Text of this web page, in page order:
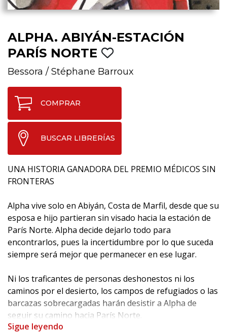
ALPHA. ABIYÁN-ESTACIÓN
PARÍS NORTE
Bessora /Stéphane Barroux
COMPRAR
BUSCAR LIBRERÍAS
UNA HISTORIA GANADORA DEL PREMIO MÉDICOS SIN
FRONTERAS
Alpha vive solo en Abiyán, Costa de Marfil, desde que su
esposa e hijo partieran sin visado hacia la estación de
París Norte. Alpha decide dejarlo todo para
encontrarlos, pues la incertidumbre por lo que suceda
siempre será mejor que permanecer en ese lugar.
Ni los traficantes de personas deshonestos ni los
caminos por el desierto, los campos de refugiados o las
barcazas sobrecargadas harán desistir a Alpha de
seguir su camino hacia París Norte.
Sigue leyendo